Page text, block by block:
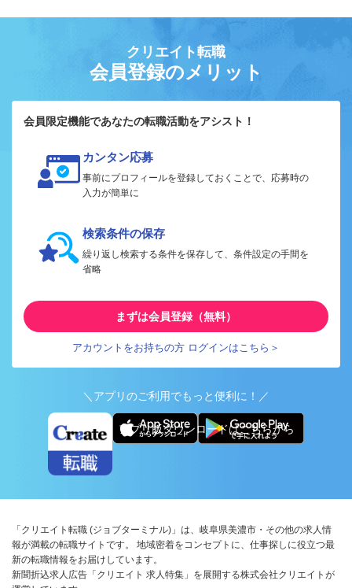
クリエイト転職
会員登録のメリット
会員限定機能であなたの転職活動をアシスト！
カンタン応募
事前にプロフィールを登録しておくことで、応募時の
入力が簡単に
検索条件の保存
繰り返し検索する条件を保存して、条件設定の手間を
省略
まずは会員登録（無料）
アカウントをお持ちの方 ログインはこちら＞
＼アプリのご利用でもっと便利に！／
アプリ版ダウンロードはこちらから
「クリエイト転職 (ジョブターミナル)」は、岐阜県美濃市・その他の求人情
報が満載の転職サイトです。 地域密着をコンセプトに、仕事探しに役立つ最
新の転職情報をお届けしています。
新聞折込求人広告「クリエイト 求人特集」を展開する株式会社クリエイトが